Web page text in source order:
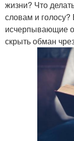
жизни? Что
словам и
исчерпывающие
скрыть обман